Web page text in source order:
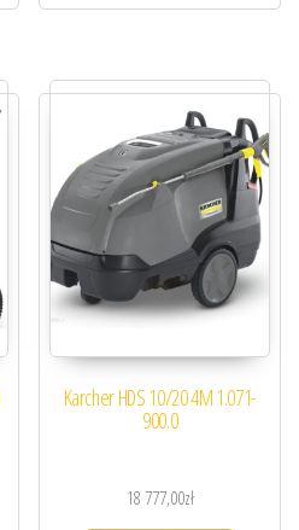
Karcher HDS 10/20 4M 1.071-
900.0
18 777,00zł